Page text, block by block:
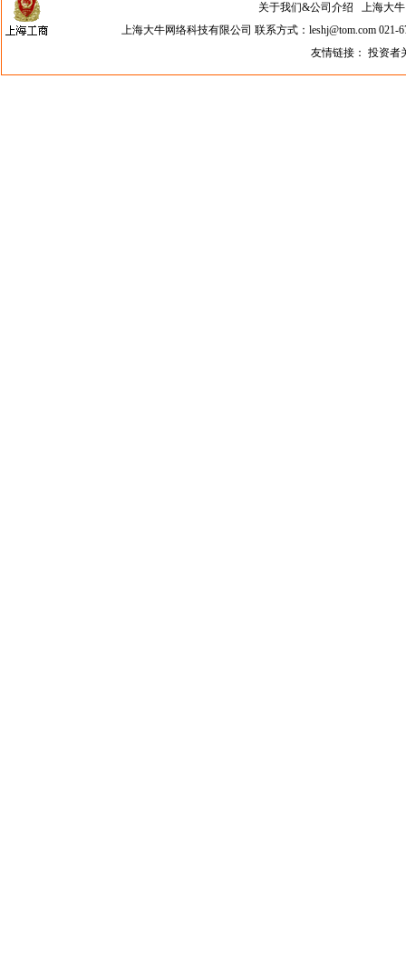
关于我们&公司介绍 上海大牛
上海大牛网络科技有限公司 联系方式：leshj@tom.com
友情链接：投资者